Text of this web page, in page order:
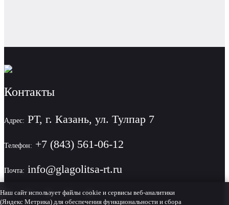
Контакты
Адрес: РТ, г. Казань, ул. Тулпар 7
Телефон: +7 (843) 561-06-12
Почта: info@glagolitsa-rt.ru
Наш сайт использует файлы cookie и сервисы веб-аналитики
(Яндекс Метрика) для обеспечения функциональности и сбора